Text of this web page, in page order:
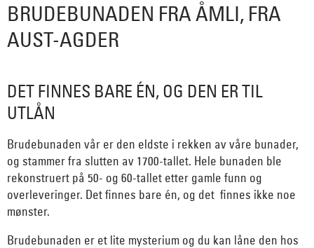
BRUDEBUNADEN FRA ÅMLI, FRA
AUST-AGDER
DET FINNES BARE ÉN, OG DEN ER TIL
UTLÅN
Brudebunaden vår er den eldste i rekken av våre bunader,
og stammer fra slutten av 1700­-tallet. Hele bunaden ble
rekonstruert på 50-­ og 60­-tallet etter gamle funn og
overleveringer. Det finnes bare én, og det finnes ikke noe
mønster.
Brudebunaden er et lite mysterium og du kan låne den hos